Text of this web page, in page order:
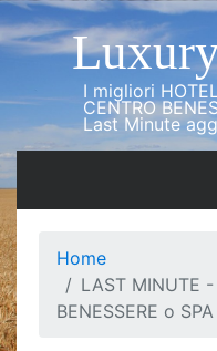
I migliori
CENTRO
Last Minute
Home
LAST MINUTE -
BENESSERE o SPA